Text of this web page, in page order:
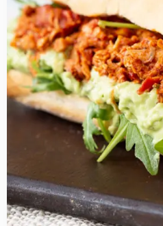
met
guacamole